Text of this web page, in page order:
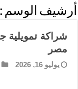
أرشيف الوسم :
مصر
يوليو 16, 2026